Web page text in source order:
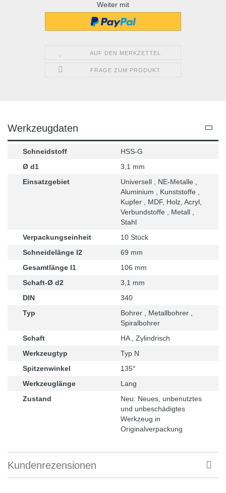
Weiter mit
AUF DEN MERKZETTEL
FRAGE ZUM PRODUKT
Werkzeugdaten
Schneidstoff
HSS-G
Ø d1
3,1 mm
Einsatzgebiet
Universell , NE-Metalle ,
Aluminium , Kunststoffe ,
Kupfer , MDF, Holz, Acryl,
Verbundstoffe , Metall ,
Stahl
Verpackungseinheit
10 Stück
Schneidelänge l2
69 mm
Gesamtlänge l1
106 mm
Schaft-Ø d2
3,1 mm
DIN
340
Typ
Bohrer , Metallbohrer ,
Spiralbohrer
Schaft
HA , Zylindrisch
Werkzeugtyp
Typ N
Spitzenwinkel
135°
Werkzeuglänge
Lang
Zustand
Neu: Neues, unbenutztes
und unbeschädigtes
Werkzeug in
Originalverpackung
Kundenrezensionen